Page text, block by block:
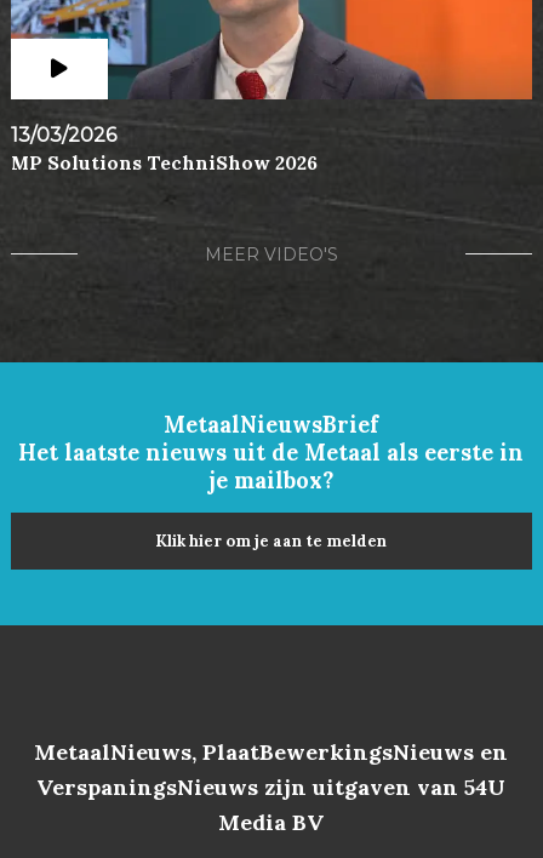
13/03/2026
MP Solutions TechniShow 2026
MEER VIDEO'S
MetaalNieuwsBrief
Het laatste nieuws uit de Metaal als eerste in
je mailbox?
Klik hier om je aan te melden
MetaalNieuws, PlaatBewerkingsNieuws en
VerspaningsNieuws zijn uitgaven van 54U
Media BV